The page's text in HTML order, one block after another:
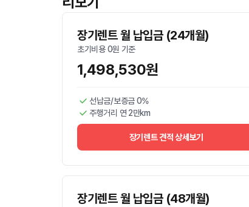
장기렌트 월 납입금 (24개월)
초기비용 0원 기준
1,498,530원
선납금/보증금 0%
주행거리 연 2만km
장기렌트 견적 상세보기
장기렌트 월 납입금 (48개월)